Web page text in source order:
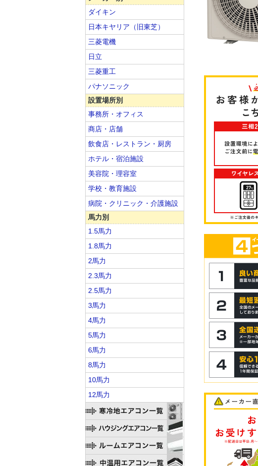
ダイキン
日本キヤリア（旧東芝）
三菱電機
日立
三菱重工
パナソニック
設置場所別
事務所・オフィス
商店・店舗
飲食店・レストラン・厨房
ホテル・宿泊施設
美容院・理容室
学校・教育施設
病院・クリニック・介護施設
馬力別
1.5馬力
1.8馬力
2馬力
2.3馬力
2.5馬力
3馬力
4馬力
5馬力
6馬力
8馬力
10馬力
12馬力